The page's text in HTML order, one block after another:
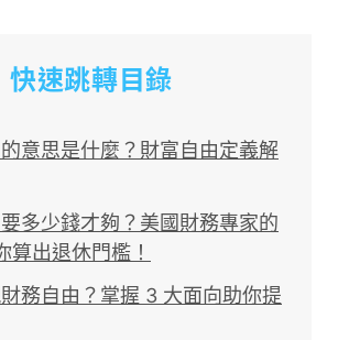
快速跳轉目錄
意思是什麼？財富自由定義解
多少錢才夠？美國財務專家的
算出退休門檻！
務自由？掌握 3 大面向助你提